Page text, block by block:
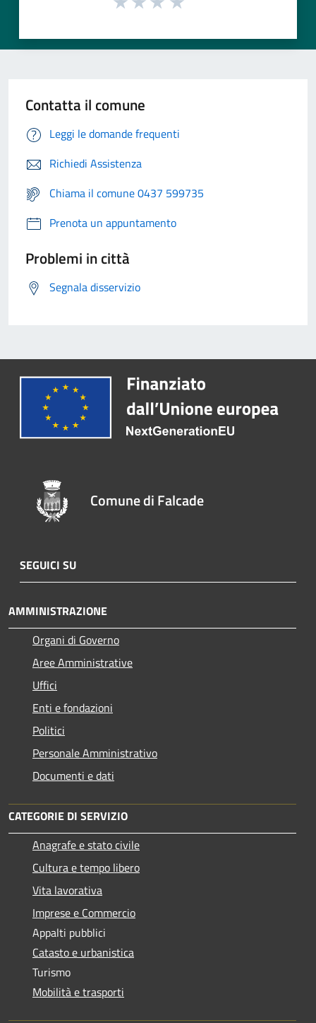
Contatta il comune
Leggi le domande frequenti
Richiedi Assistenza
Chiama il comune 0437 599735
Prenota un appuntamento
Problemi in città
Segnala disservizio
Comune di Falcade
SEGUICI SU
AMMINISTRAZIONE
Organi di Governo
Aree Amministrative
Uffici
Enti e fondazioni
Politici
Personale Amministrativo
Documenti e dati
CATEGORIE DI SERVIZIO
Anagrafe e stato civile
Cultura e tempo libero
Vita lavorativa
Imprese e Commercio
Appalti pubblici
Catasto e urbanistica
Turismo
Mobilità e trasporti